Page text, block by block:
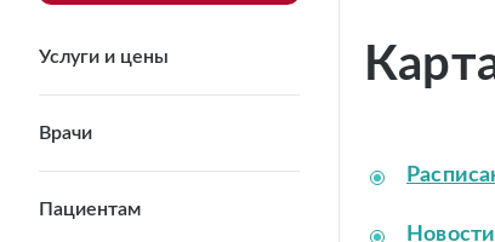
Услуги и цены
Врачи
Пациентам
Новости